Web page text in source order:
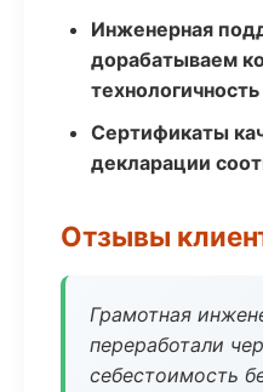
Инженерная
дорабатываем
технологичность
Сертификаты
декларации
Отзывы
Грамотная
переработали
себестоимость